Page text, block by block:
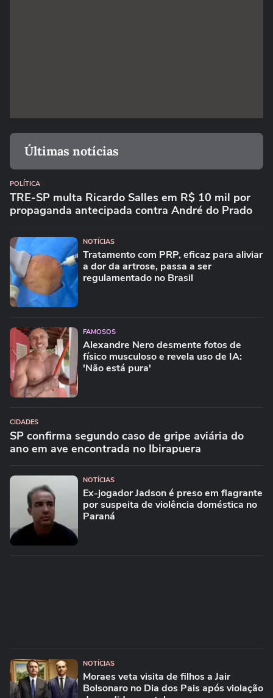
Últimas notícias
POLÍTICA
TRE-SP multa Ricardo Salles em R$ 10 mil por
propaganda antecipada contra André do Prado
NOTÍCIAS
Tratamento com PRP, eficaz para aliviar
a dor da artrose, passa a ser
regulamentado no Brasil
FAMOSOS
Alexandre Nero desmente fotos de
físico musculoso e revela uso de IA:
'Não está pura'
CIDADES
SP confirma segundo caso de gripe aviária do
ano em ave encontrada no Ibirapuera
NOTÍCIAS
Ex-jogador Jadson é preso em flagrante
por suspeita de violência doméstica no
Paraná
NOTÍCIAS
Moraes veta visita de filhos a Jair
Bolsonaro no Dia dos Pais após violação